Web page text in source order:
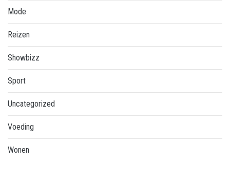
Mode
Reizen
Showbizz
Sport
Uncategorized
Voeding
Wonen